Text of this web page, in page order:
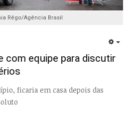
Rêgo/Agência Brasil
com equipe para discutir
ficaria em casa depois das